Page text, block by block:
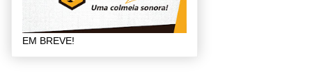
EM BREVE!